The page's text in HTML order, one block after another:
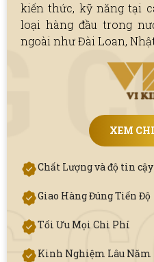
kiến thức, kỹ năng tại
loại hàng đầu trong
ngoài như Đài Loan,
XEM
Chất Lượng và độ tin cậy
Giao Hàng Đúng Tiến Độ
Tối Ưu Mọi Chi Phí
Kinh Nghiệm Lâu Năm